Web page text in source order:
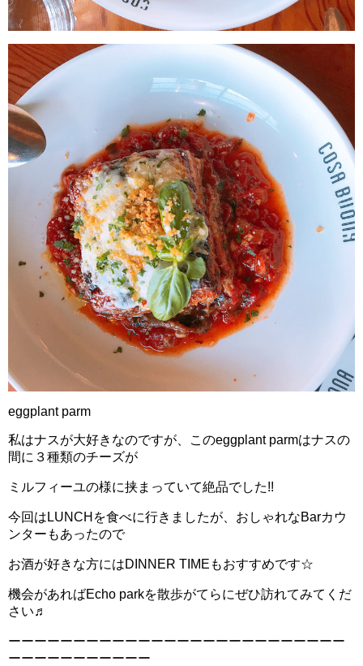
eggplant parm
私はナスが大好きなのですが、このeggplant parmはナスの
間に３種類のチーズが
ミルフィーユの様に挟まっていて絶品でした!!
今回はLUNCHを食べに行きましたが、おしゃれなBarカウ
ンターもあったので
お酒が好きな方にはDINNER TIMEもおすすめです☆
機会があればEcho parkを散歩がてらにぜひ訪れてみてくだ
さい♬
ーーーーーーーーーーーーーーーーーーーーーーーーーー
ーーーーーーーーーーー